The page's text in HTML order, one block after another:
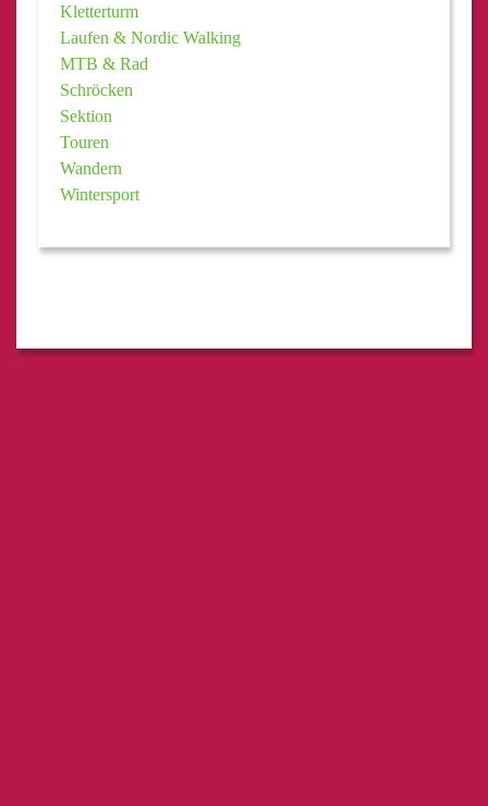
Kletterturm
Laufen & Nordic Walking
MTB & Rad
Schröcken
Sektion
Touren
Wandern
Wintersport